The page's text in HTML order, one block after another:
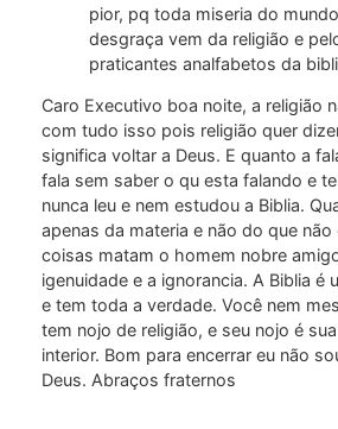
pior, pq toda miseria do
desgraça vem da religião e
praticantes analfabetos da
Caro Executivo boa noite, a religião
com tudo isso pois religião quer
significa voltar a Deus. E quanto a
fala sem saber o qu esta falando e
nunca leu e nem estudou a Biblia.
apenas da materia e não do que
coisas matam o homem nobre
igenuidade e a ignorancia. A Biblia é
e tem toda a verdade. Você nem
tem nojo de religião, e seu nojo é
interior. Bom para encerrar eu não
Deus. Abraços fraternos